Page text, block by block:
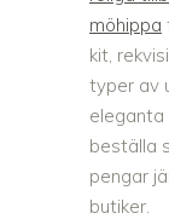
möhippa
kit,
typer av
beställa
pengar
butiker.